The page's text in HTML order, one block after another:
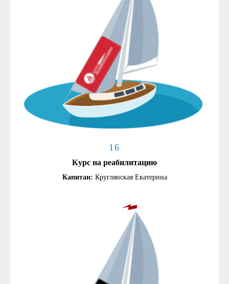
16
Курс на реабилитацию
Капитан: Круглянская Екатерина